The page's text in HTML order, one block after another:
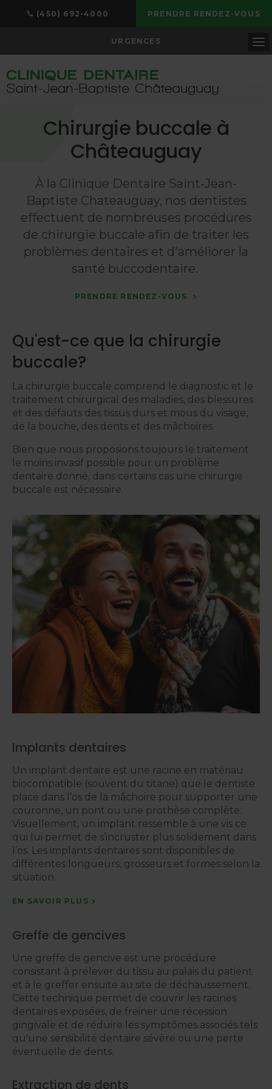
(450) 692-4000 PRENDRE RENDEZ-VOUS
URGENCES
Chirurgie buccale à
Châteauguay
À la Clinique Dentaire Saint-Jean-
Baptiste Chateauguay, nos dentistes
effectuent de nombreuses procédures
de chirurgie buccale afin de traiter les
problèmes dentaires et d'améliorer la
santé buccodentaire.
PRENDRE RENDEZ-VOUS
Qu'est-ce que la chirurgie
buccale?
La chirurgie buccale comprend le diagnostic et le
traitement chirurgical des maladies, des blessures
et des défauts des tissus durs et mous du visage,
de la bouche, des dents et des mâchoires.
Bien que nous proposions toujours le traitement
le moins invasif possible pour un problème
dentaire donné, dans certains cas une chirurgie
buccale est nécessaire.
Implants dentaires
Un implant dentaire est une racine en matériau
biocompatible (souvent du titane) que le dentiste
place dans l’os de la mâchoire pour supporter une
couronne, un pont ou une prothèse complète.
Visuellement, un implant ressemble à une vis ce
qui lui permet de s’incruster plus solidement dans
l’os. Les implants dentaires sont disponibles de
différentes longueurs, grosseurs et formes selon la
situation.
EN SAVOIR PLUS
Greffe de gencives
Une greffe de gencive est une procédure
consistant à prélever du tissu au palais du patient
et à le greffer ensuite au site de déchaussement.
Cette technique permet de couvrir les racines
dentaires exposées, de freiner une récession
gingivale et de réduire les symptômes associés tels
qu'une sensibilité dentaire sévère ou une perte
éventuelle de dents.
Extraction de dents